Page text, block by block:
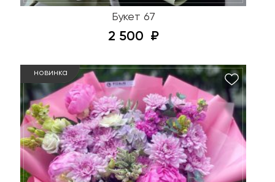
Букет 67
2 500
новинка